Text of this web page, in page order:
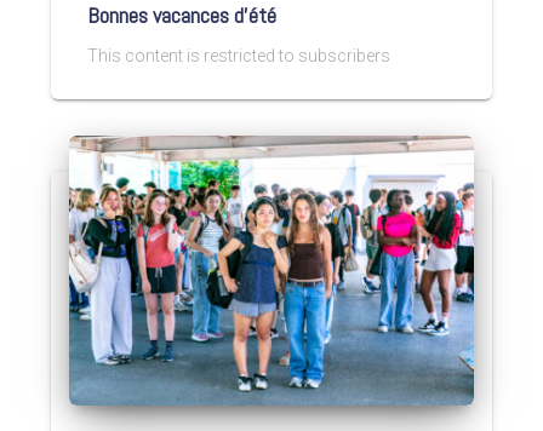
Bonnes vacances d’été
This content is restricted to subscribers